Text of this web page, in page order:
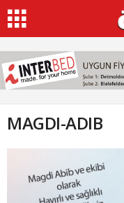
MAGDI-ADIB